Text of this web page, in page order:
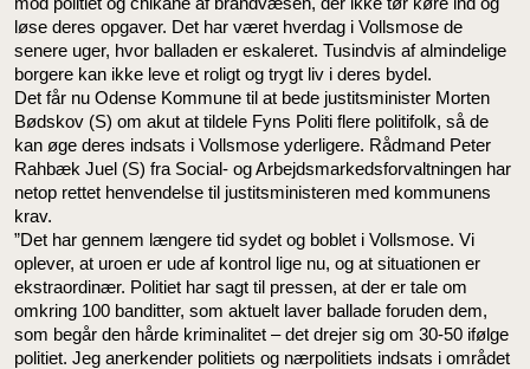
løse deres opgaver. Det har været hverdag i Vollsmose de
senere uger, hvor balladen er eskaleret. Tusindvis af almindelige
borgere kan ikke leve et roligt og trygt liv i deres bydel.
Det får nu Odense Kommune til at bede justitsminister Morten
Bødskov (S) om akut at tildele Fyns Politi flere politifolk, så de
kan øge deres indsats i Vollsmose yderligere. Rådmand Peter
Rahbæk Juel (S) fra Social- og Arbejdsmarkedsforvaltningen har
netop rettet henvendelse til justitsministeren med kommunens
krav.
”Det har gennem længere tid sydet og boblet i Vollsmose. Vi
oplever, at uroen er ude af kontrol lige nu, og at situationen er
ekstraordinær. Politiet har sagt til pressen, at der er tale om
omkring 100 banditter, som aktuelt laver ballade foruden dem,
som begår den hårde kriminalitet – det drejer sig om 30-50 ifølge
politiet. Jeg anerkender politiets og nærpolitiets indsats i området